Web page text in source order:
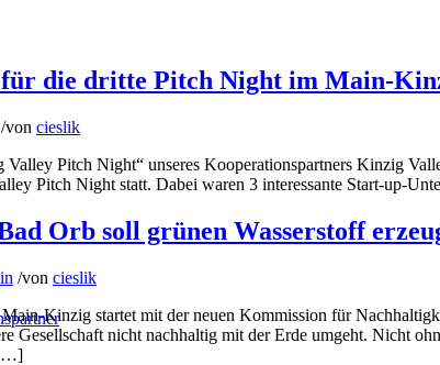
für die dritte Pitch Night im Main-
/von cieslik
Valley Pitch Night“ unseres Kooperationspartners Kinzig
Pitch Night statt. Dabei waren 3 interessante Start-up-
Orb soll grünen Wasserstoff
/von cieslik
Kinzig startet mit der neuen Kommission für
Gesellschaft nicht nachhaltig mit der Erde umgeht. Nicht
[…]